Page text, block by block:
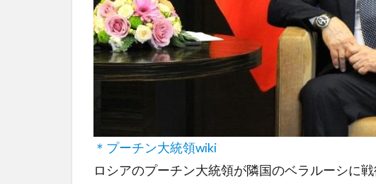
＊プーチン大統領wiki
ロシアのプーチン大統領が隣国のベラルーシに